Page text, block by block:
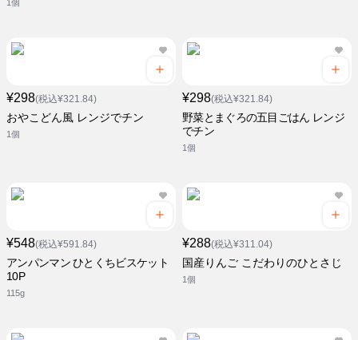
1個
¥298(税込¥321.84)
おやこどん風 レンジでチン
1個
¥298(税込¥321.84)
野菜とまぐろの五目ごはん レンジ
でチン
1個
¥548(税込¥591.84)
アンパンマン ひとくちビスケット
10P
115g
¥288(税込¥311.04)
国産りんご こだわりのひとさじ
1個